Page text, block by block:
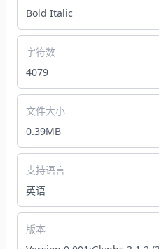
Bold Italic
字符数
4079
文件大小
0.39MB
支持语言
英语
版本